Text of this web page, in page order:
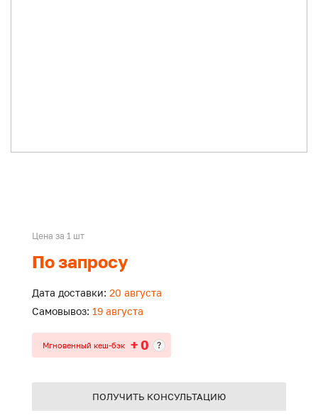
Цена за 1 шт
По запросу
Дата доставки: 20 августа
Самовывоз: 19 августа
Мгновенный кеш-бэк + 0 ?
ПОЛУЧИТЬ КОНСУЛЬТАЦИЮ